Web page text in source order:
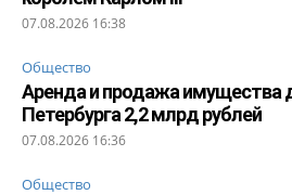
07.08.2026 16:38
Общество
Аренда и продажа
Петербурга 2,2 млрд рублей
07.08.2026 16:36
Общество